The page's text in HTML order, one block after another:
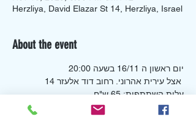
Herzliya, David Elazar St 14, Herzliya, Israel
About the event
יום ראשון ה 16/11 בשעה 20:00
עלות השתתפות: 65 ש"ח
ניתן גם להביא כיבודון :)